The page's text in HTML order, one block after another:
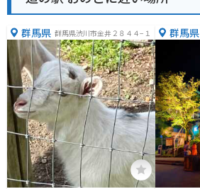
群馬県 群馬県渋川市金井２８４４−１ 群馬県